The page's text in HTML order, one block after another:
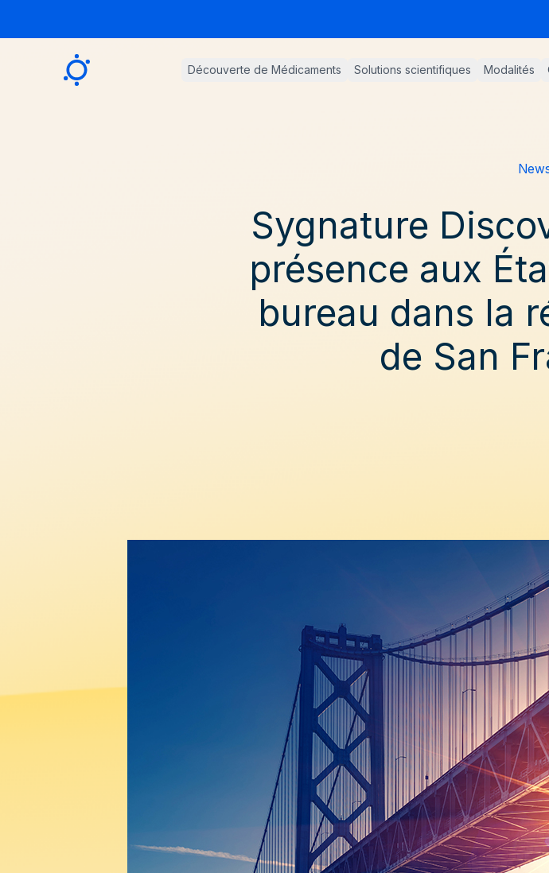
Sygnature Découverte de Médicaments Solutions scientifiques Modalités
Sygnature
présence aux
bureau dans la
de San